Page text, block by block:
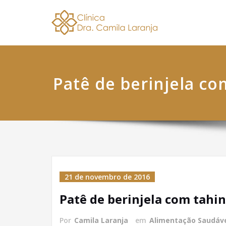
Patê de berinjela
21 de novembro de 2016
Patê de berinjela com
Por Camila Laranja em Alimentação